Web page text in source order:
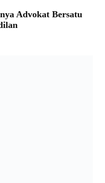
Advokat Bersatu